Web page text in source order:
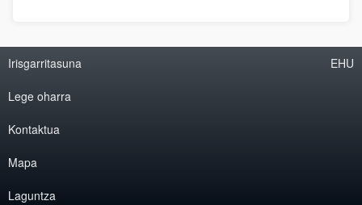
Irisgarritasuna
Lege oharra
Kontaktua
Mapa
Laguntza
EHU